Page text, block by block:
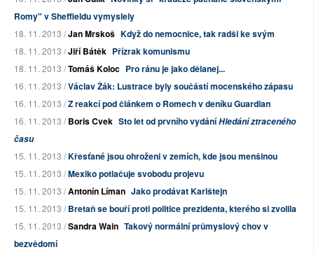
Romy" v Sheffieldu vymyslely
18. 11. 2013 /Jan Mrskoš Když do nemocnice, tak radši ke svým
18. 11. 2013 /Jiří Bátěk Přízrak komunismu
18. 11. 2013 /Tomáš Koloc Pro ránu je jako dělanej...
16. 11. 2013 /Václav Žák: Lustrace byly součástí mocenského zápasu
16. 11. 2013 /Z reakcí pod článkem o Romech v deníku Guardian
16. 11. 2013 /Boris Cvek Sto let od prvního vydáníHledání ztraceného
času
15. 11. 2013 /Křesťané jsou ohroženi v zemích, kde jsou menšinou
15. 11. 2013 /Mexiko potlačuje svobodu projevu
15. 11. 2013 /Antonín Líman Jako prodávat Karlštejn
15. 11. 2013 /Bretaň se bouří proti politice prezidenta, kterého si zvolila
15. 11. 2013 /Sandra Wain Takový normální průmyslový chov v
bezvědomí